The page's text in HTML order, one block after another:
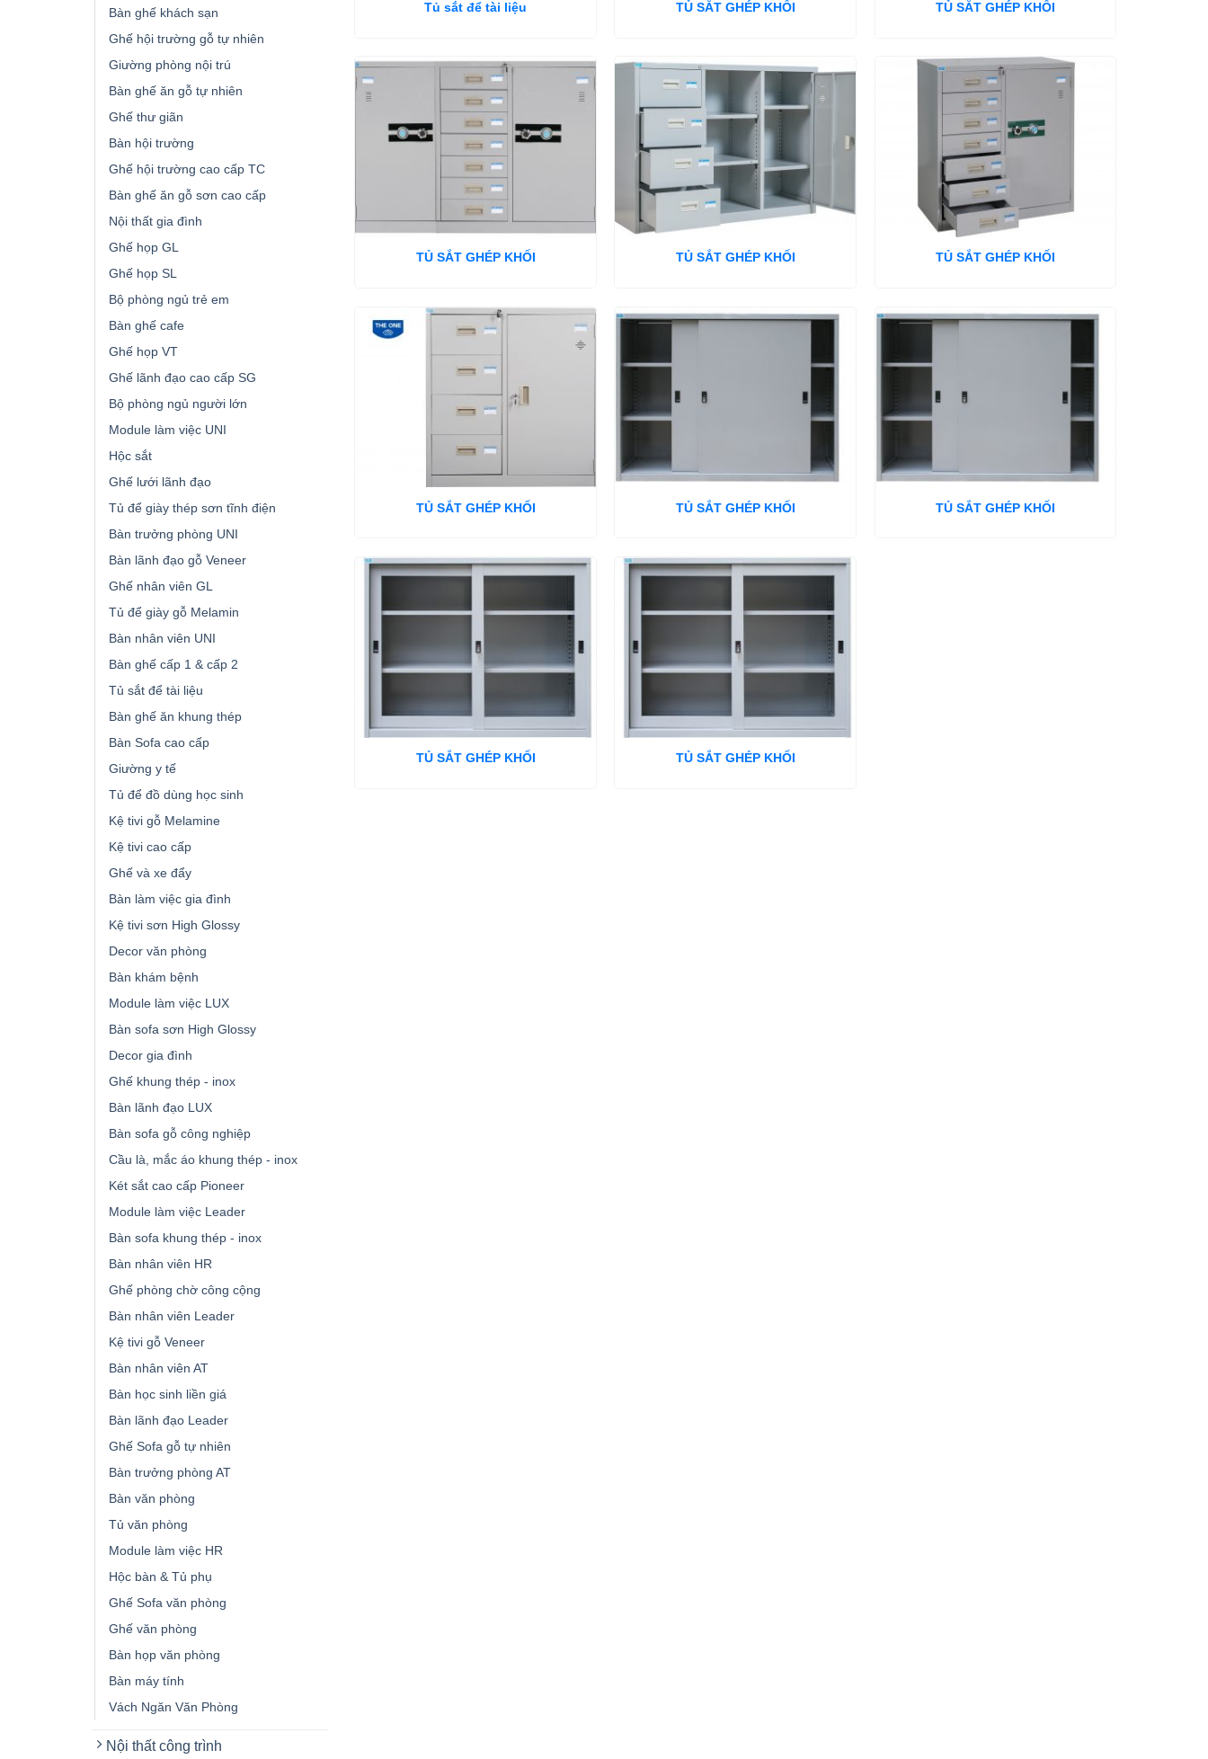
Bàn ghế khách sạn
Ghế hội trường gỗ tự nhiên
Giường phòng nội trú
Bàn ghế ăn gỗ tự nhiên
Ghế thư giãn
Bàn hội trường
Ghế hội trường cao cấp TC
Bàn ghế ăn gỗ sơn cao cấp
Nội thất gia đình
Ghế họp GL
Ghế họp SL
Bộ phòng ngủ trẻ em
Bàn ghế cafe
Ghế họp VT
Ghế lãnh đạo cao cấp SG
Bộ phòng ngủ người lớn
Module làm việc UNI
Hộc sắt
Ghế lưới lãnh đạo
Tủ để giày thép sơn tĩnh điện
Bàn trưởng phòng UNI
Bàn lãnh đạo gỗ Veneer
Ghế nhân viên GL
Tủ để giày gỗ Melamin
Bàn nhân viên UNI
Bàn ghế cấp 1 & cấp 2
Tủ sắt để tài liệu
Bàn ghế ăn khung thép
Bàn Sofa cao cấp
Giường y tế
Tủ để đồ dùng học sinh
Kệ tivi gỗ Melamine
Kệ tivi cao cấp
Ghế và xe đẩy
Bàn làm việc gia đình
Kệ tivi sơn High Glossy
Decor văn phòng
Bàn khám bệnh
Module làm việc LUX
Bàn sofa sơn High Glossy
Decor gia đình
Ghế khung thép - inox
Bàn lãnh đạo LUX
Bàn sofa gỗ công nghiệp
Cầu là, mắc áo khung thép - inox
Két sắt cao cấp Pioneer
Module làm việc Leader
Bàn sofa khung thép - inox
Bàn nhân viên HR
Ghế phòng chờ công cộng
Bàn nhân viên Leader
Kệ tivi gỗ Veneer
Bàn nhân viên AT
Bàn học sinh liền giá
Bàn lãnh đạo Leader
Ghế Sofa gỗ tự nhiên
Bàn trưởng phòng AT
Bàn văn phòng
Tủ văn phòng
Module làm việc HR
Hộc bàn & Tủ phụ
Ghế Sofa văn phòng
Ghế văn phòng
Bàn họp văn phòng
Bàn máy tính
Vách Ngăn Văn Phòng
Nội thất công trình
Tủ sắt để tài liệu TỦ SẮT GHÉP KHỐI TỦ SẮT GHÉP KHỐI
TỦ SẮT GHÉP KHỐI TỦ SẮT GHÉP KHỐI TỦ SẮT GHÉP KHỐI
TỦ SẮT GHÉP KHỐI TỦ SẮT GHÉP KHỐI TỦ SẮT GHÉP KHỐI
TỦ SẮT GHÉP KHỐI TỦ SẮT GHÉP KHỐI